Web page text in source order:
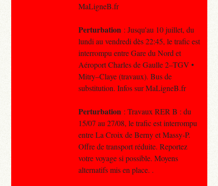
MaLigneB.fr
Perturbation : Jusqu'au 10 juillet, du
lundi au vendredi dès 22:45, le trafic est
interrompu entre Gare du Nord et
Aéroport Charles de Gaulle 2–TGV •
Mitry–Claye (travaux). Bus de
substitution. Infos sur MaLigneB.fr
Perturbation : Travaux RER B : du
15/07 au 27/08, le trafic est interrompu
entre La Croix de Berny et Massy-P.
Offre de transport réduite. Reportez
votre voyage si possible. Moyens
alternatifs mis en place. .